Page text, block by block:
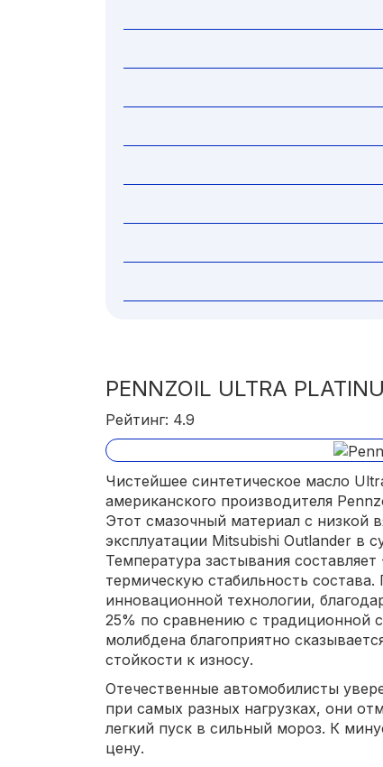
PENNZOIL ULTRA
Рейтинг: 4.9
Чистейшее синтетическое масло
американского производителя
Этот смазочный материал с низкой
эксплуатации Mitsubishi Outlander в
Температура застывания
термическую стабильность
инновационной технологии,
25% по сравнению с традиционной
молибдена благоприятно
стойкости к износу.
Отечественные автомобилисты
при самых разных нагрузках, они
легкий пуск в сильный мороз. К
цену.